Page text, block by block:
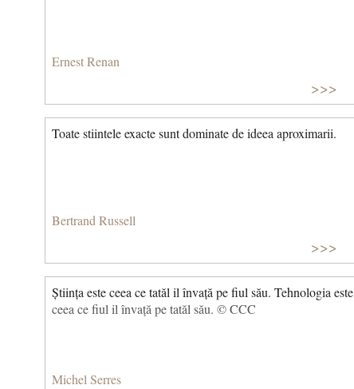
Ernest Renan
>>>
Toate stiintele exacte sunt dominate de ideea aproximarii.
Bertrand Russell
>>>
Știința este ceea ce tatăl il învață pe fiul său. Tehnologia este
ceea ce fiul il învață pe tatăl său. © CCC
Michel Serres